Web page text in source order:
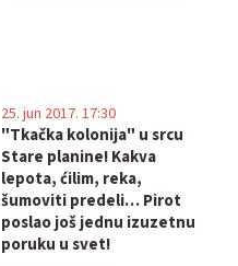
"Tkačka kolonija" u srcu
Stare planine! Kakva
lepota, ćilim, reka,
šumoviti predeli… Pirot
poslao još jednu izuzetnu
poruku u svet!
25. jun 2017. 17:30